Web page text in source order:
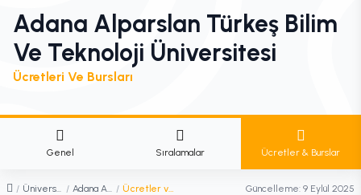
Adana Alparslan Türkeş Bilim
Ve Teknoloji Üniversitesi
Ücretleri Ve Bursları
Genel Sıralamalar Ücretler & Burslar
/ Üniversiteler / Adana Alparslan Türkeş Bilim ve Teknoloji Üniversitesi / Ücretler ve Burslar Güncelleme: 9 Eylül 2025